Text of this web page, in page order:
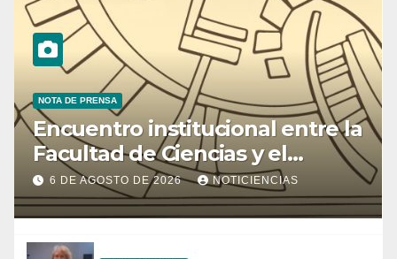
NOTA DE PRENSA
Encuentro institucional entre la
Facultad de Ciencias y el
Ministerio de Ciencia y
Tecnología
6 DE AGOSTO DE 2026 NOTICIENCIAS